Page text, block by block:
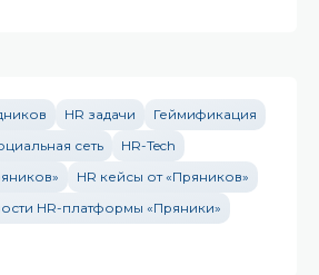
HR задачи
Геймификация
сеть
HR-Tech
HR кейсы от «Пряников»
HR-платформы «Пряники»